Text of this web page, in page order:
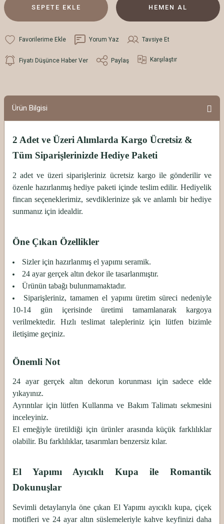
SEPETE EKLE HEMEN AL
Yorum Yaz Tavsiye Et
Fiyatı Düşünce Haber Ver Paylaş Karşılaştır
Ürün Bilgisi
2 Adet ve Üzeri Alımlarda Kargo Ücretsiz &
Tüm Siparişlerinizde Hediye Paketi
2 adet ve üzeri siparişleriniz ücretsiz kargo ile gönderilir ve
özenle hazırlanmış hediye paketi içinde teslim edilir. Hediyelik
fincan seçeneklerimiz, sevdiklerinize şık ve anlamlı bir hediye
sunmanız için idealdir.
Öne Çıkan Özellikler
Sizler için hazırlanmış el yapımı seramik.
24 ayar gerçek altın dekor ile tasarlanmıştır.
Ürünün tabağı bulunmamaktadır.
Siparişleriniz, tamamen el yapımı üretim süreci nedeniyle
10-14 gün içerisinde üretimi tamamlanarak kargoya
verilmektedir. Hızlı teslimat talepleriniz için lütfen bizimle
iletişime geçiniz.
Önemli Not
24 ayar gerçek altın dekorun korunması için sadece elde
yıkayınız.
Ayrıntılar için lütfen Kullanma ve Bakım Talimatı sekmesini
inceleyiniz.
El emeğiyle üretildiği için ürünler arasında küçük farklılıklar
olabilir. Bu farklılıklar, tasarımları benzersiz kılar.
El Yapımı Ayıcıklı Kupa ile Romantik
Dokunuşlar
Sevimli detaylarıyla öne çıkan El Yapımı ayıcıklı kupa, çiçek
motifleri ve 24 ayar altın süslemeleriyle kahve keyfinizi daha